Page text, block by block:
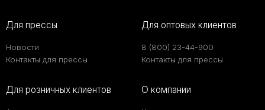
Для прессы
Новости
Контакты для прессы
Для оптовых клиентов
8 (800) 23-44-900
Контакты для прессы
Для розничных клиентов О компании